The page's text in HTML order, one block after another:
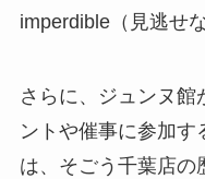
imperdible（見逃せ
さらに、ジュンヌ
ントや催事に参加
は、そごう千葉店の